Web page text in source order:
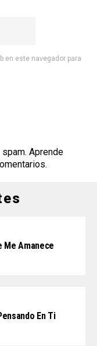
en este navegador para
Aprende
.
Me Amanece
En Ti